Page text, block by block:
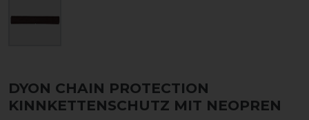
DYON CHAIN PROTECTION
KINNKETTENSCHUTZ MIT NEOPREN